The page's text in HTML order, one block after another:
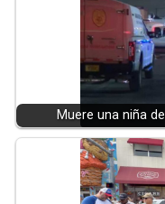
Muere una niña